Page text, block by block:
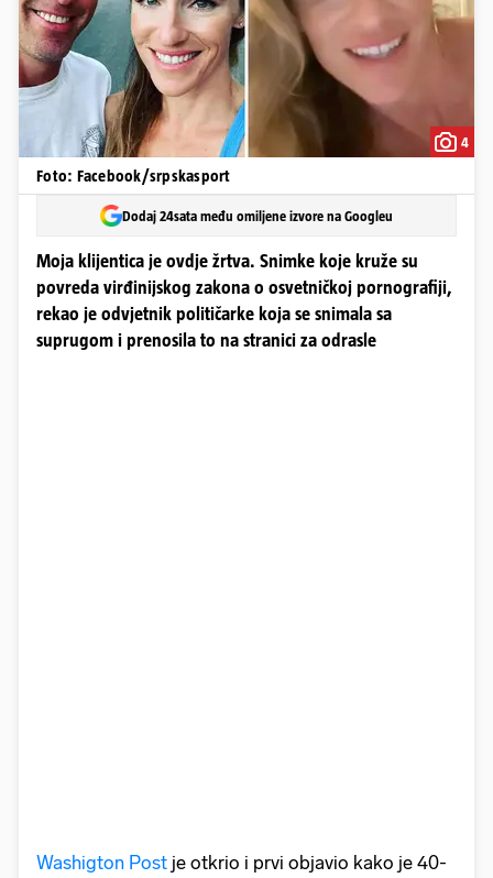
4
Foto: Facebook/srpskasport
Dodaj 24sata među omiljene izvore na Googleu
Moja klijentica je ovdje žrtva. Snimke koje kruže su
povreda virđinijskog zakona o osvetničkoj pornografiji,
rekao je odvjetnik političarke koja se snimala sa
suprugom i prenosila to na stranici za odrasle
Washigton Post je otkrio i prvi objavio kako je 40-